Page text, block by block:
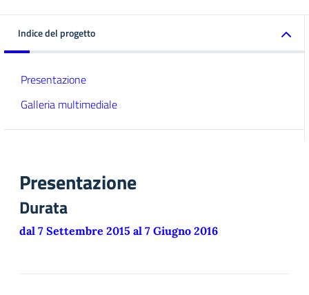
Indice del progetto
Presentazione
Galleria multimediale
Presentazione
Durata
dal 7 Settembre 2015 al 7 Giugno 2016